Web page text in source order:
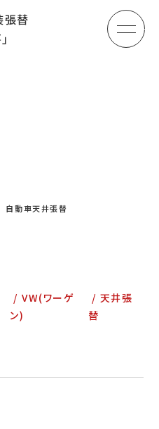
メ
自動車天井張替
VW(ワーゲ
ン)
天井張
替